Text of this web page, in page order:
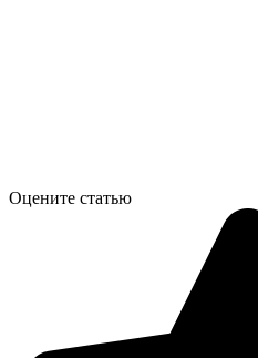
Оцените статью